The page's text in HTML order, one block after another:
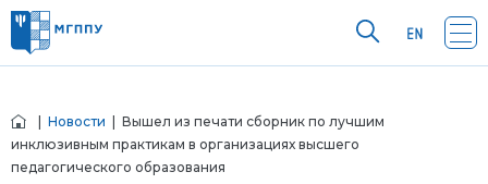
Новости | Вышел из печати сборник по лучшим
инклюзивным практикам в организациях высшего
педагогического образования